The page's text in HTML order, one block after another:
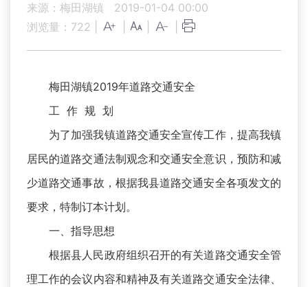
来源：梅田湖镇
2019-01-04 00:00
浏览量： 722
梅田湖镇2019年道路交通安全
工 作 规 划
为了加强我镇道路交通安全宣传工作，提高我镇
居民的道路交通法制观念和交通安全意识，预防和减
少道路交通事故，根据我县道路交通安全各项发文的
要求，特制订本计划。
一、指导思想
根据县人民政府组织召开的有关道路交通安全管
理工作的会议内容和精神及有关道路交通安全法律、